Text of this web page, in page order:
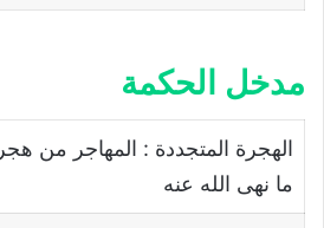
مدخل الحكمة
الهجرة المتجددة : المهاجر من هجر
ما نهى الله عنه